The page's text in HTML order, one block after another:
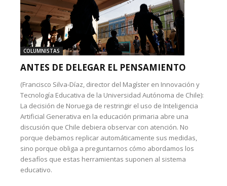
COLUMNISTAS
ANTES DE DELEGAR EL PENSAMIENTO
(Francisco Silva-Díaz, director del Magíster en Innovación y
Tecnología Educativa de la Universidad Autónoma de Chile):
La decisión de Noruega de restringir el uso de Inteligencia
Artificial Generativa en la educación primaria abre una
discusión que Chile debiera observar con atención. No
porque debamos replicar automáticamente sus medidas,
sino porque obliga a preguntarnos cómo abordamos los
desafíos que estas herramientas suponen al sistema
educativo.